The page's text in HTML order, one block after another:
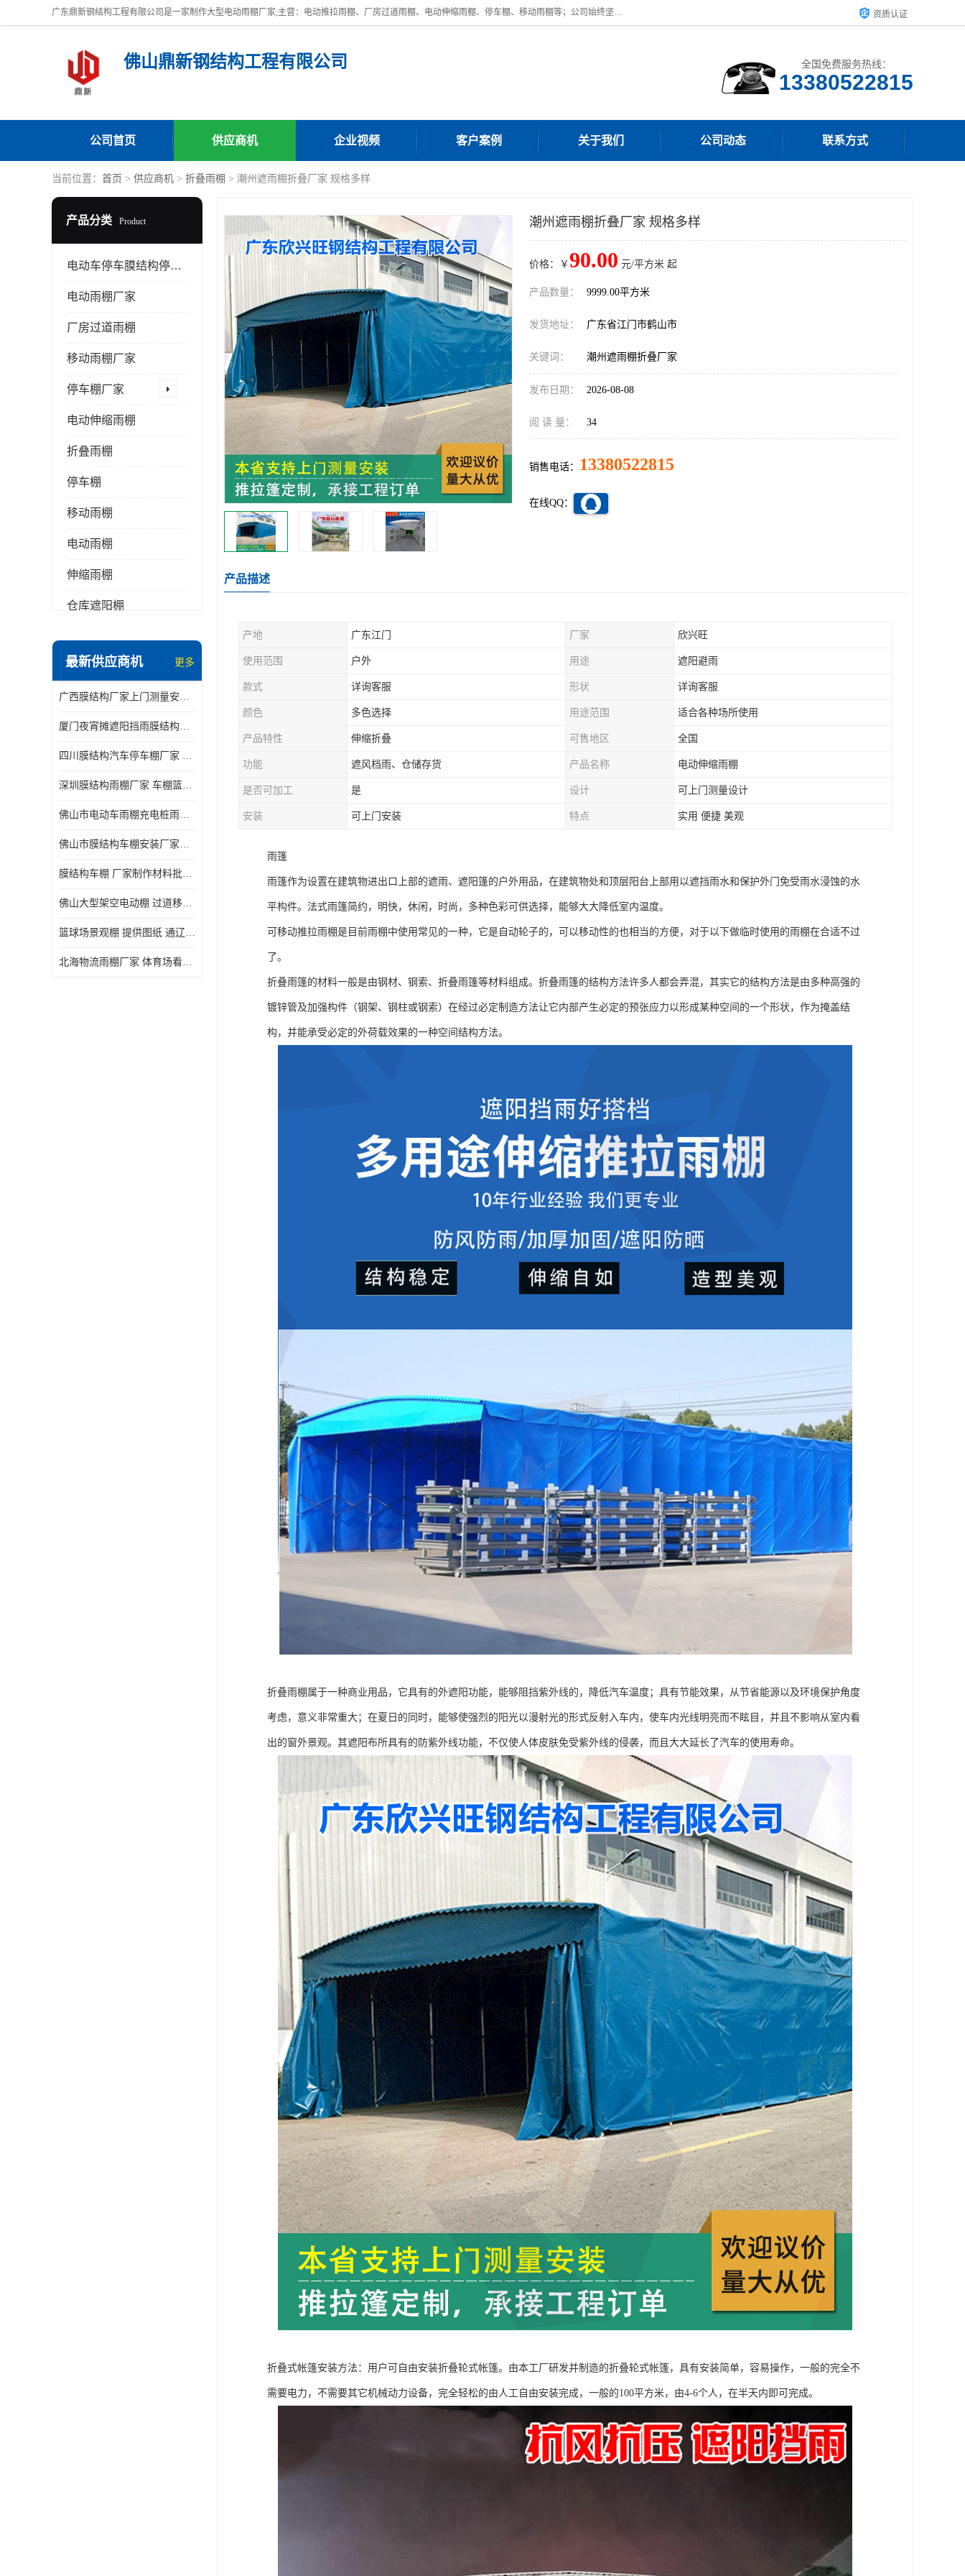
广东鼎新钢结构工程有限公司是一家制作大型电动雨棚厂家;主营：电动推拉雨棚、厂房过道雨棚、电动伸缩雨棚、停车棚、移动雨棚等；公司始终坚持结构创新,品质优越,美观形象,且售后服务好。公司充分吸纳当今休闲用品的前端技术和风格,为您带来质价相宜,时尚典雅的各种户外用品, 资质认证
佛山鼎新钢结构工程有限公司 全国免费服务热线：
13380522815
公司首页 供应商机 企业视频 客户案例 关于我们 公司动态 联系方式
当前位置： 首页 > 供应商机 > 折叠雨棚 > 潮州遮雨棚折叠厂家 规格多样
产品分类 Product
电动车停车膜结构停车棚
电动雨棚厂家
厂房过道雨棚
移动雨棚厂家
停车棚厂家
电动伸缩雨棚
折叠雨棚
停车棚
移动雨棚
电动雨棚
伸缩雨棚
仓库遮阳棚
电动推拉雨棚
膜结构停景观棚
最新供应商机 更多
广西膜结构厂家上门测量安装发货，厂家发货没有差价
厦门夜宵摊遮阳挡雨膜结构雨棚设计 上门测量 款式多
四川膜结构汽车停车棚厂家 款式多 提供报价
深圳膜结构雨棚厂家 车棚篮球场体育看台 规格多样
佛山市电动车雨棚充电桩雨棚小区电动车棚
佛山市膜结构车棚安装厂家发货安装
膜结构车棚 厂家制作材料批发安装一体式工厂
佛山大型架空电动棚 过道移动雨蓬 屋轨道悬空棚免费测量
篮球场景观棚 提供图纸 通辽膜结构厂家
北海物流雨棚厂家 体育场看台雨棚 价格优惠
潮州遮雨棚折叠厂家 规格多样
价格：￥ 90.00 元/平方米 起
产品数量： 9999.00平方米
发货地址： 广东省江门市鹤山市
关键词： 潮州遮雨棚折叠厂家
发布日期： 2026-08-08
阅 读 量： 34
销售电话： 13380522815
在线QQ：
产品描述
产地 广东江门 厂家 欣兴旺
使用范围 户外 用途 遮阳避雨
款式 详询客服 形状 详询客服
颜色 多色选择 用途范围 适合各种场所使用
产品特性 伸缩折叠 可售地区 全国
功能 遮风档雨、仓储存货 产品名称 电动伸缩雨棚
是否可加工 是 设计 可上门测量设计
安装 可上门安装 特点 实用 便捷 美观
雨篷
雨篷作为设置在建筑物进出口上部的遮雨、遮阳篷的户外用品，在建筑物处和顶层阳台上部用以遮挡雨水和保护外门免受雨水浸蚀的水
平构件。法式雨篷简约，明快，休闲，时尚，多种色彩可供选择，能够大大降低室内温度。
可移动推拉雨棚是目前雨棚中使用常见的一种，它是自动轮子的，可以移动性的也相当的方便，对于以下做临时使用的雨棚在合适不过
了。
折叠雨篷的材料一般是由钢材、钢索、折叠雨篷等材料组成。折叠雨篷的结构方法许多人都会弄混，其实它的结构方法是由多种高强的
镀锌管及加强构件（钢架、钢柱或钢索）在经过必定制造方法让它内部产生必定的预张应力以形成某种空间的一个形状，作为掩盖结
构，并能承受必定的外荷载效果的一种空间结构方法。
折叠雨棚属于一种商业用品，它具有的外遮阳功能，能够阻挡紫外线的，降低汽车温度；具有节能效果，从节省能源以及环境保护角度
考虑，意义非常重大；在夏日的同时，能够使强烈的阳光以漫射光的形式反射入车内，使车内光线明亮而不眩目，并且不影响从室内看
出的窗外景观。其遮阳布所具有的防紫外线功能，不仅使人体皮肤免受紫外线的侵袭，而且大大延长了汽车的使用寿命。
折叠式帐篷安装方法：用户可自由安装折叠轮式帐篷。由本工厂研发并制造的折叠轮式帐篷，具有安装简单，容易操作，一般的完全不
需要电力，不需要其它机械动力设备，完全轻松的由人工自由安装完成，一般的100平方米，由4-6个人，在半天内即可完成。